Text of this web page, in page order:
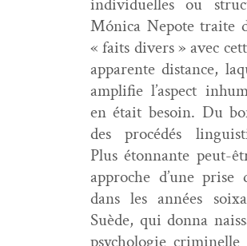
Móni­ca Nepote traite
« faits divers » avec
appar­ente dis­tance,
ampli­fie l’aspect
en était besoin. Du
des procédés
Plus éton­nante peut-
approche d’une prise
dans les années
Suède, qui don­na
psy­cholo­gie